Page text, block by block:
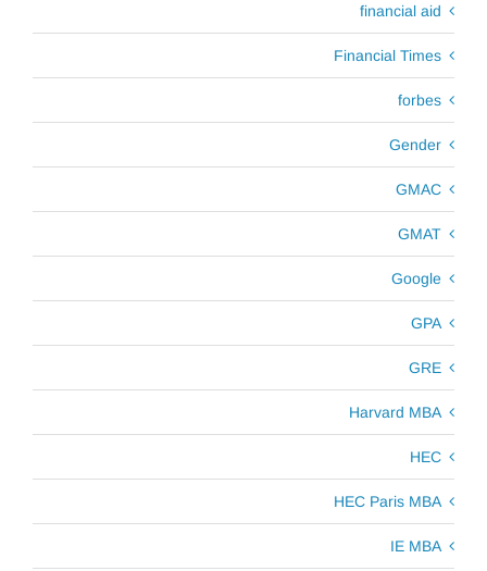
financial aid
Financial Times
forbes
Gender
GMAC
GMAT
Google
GPA
GRE
Harvard MBA
HEC
HEC Paris MBA
IE MBA